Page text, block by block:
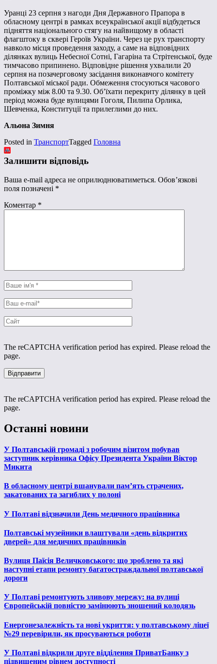
Уранці 23 серпня з нагоди Дня Державного Прапора в
обласному центрі в рамках всеукраїнської акції відбудеться
підняття національного стягу на найвищому в області
флагштоку в сквері Героїв України. Через це рух транспорту
навколо місця проведення заходу, а саме на відповідних
ділянках вулиць Небесної Сотні, Гагаріна та Стрітенської, буде
тимчасово припинено. Відповідне рішення ухвалили 20
серпня на позачерговому засідання виконавчого комітету
Полтавської міської ради. Обмеження стосуються часового
проміжку між 8.00 та 9.30. Об’їхати перекриту ділянку в цей
період можна буде вулицями Гоголя, Пилипа Орлика,
Шевченка, Конституції та прилеглими до них.
Альона Зимня
Posted in ТранспортTagged Головна
Залишити відповідь
Ваша e-mail адреса не оприлюднюватиметься. Обов’язкові
поля позначені *
Коментар *
The reCAPTCHA verification period has expired. Please reload the
page.
The reCAPTCHA verification period has expired. Please reload the
page.
Останні новини
У Полтавській громаді з робочим візитом побував
заступник керівника Офісу Президента України Віктор
Микита
В обласному центрі вшанували пам’ять страчених,
закатованих та загиблих у полоні
У Полтаві відзначили День медичного працівника
Полтавські музейники влаштували «день відкритих
дверей» для медичних працівників
Вулиця Паїсія Величковського: що зроблено та які
наступні етапи ремонту багатостраждальної полтавської
дороги
У Полтаві ремонтують зливову мережу: на вулиці
Європейській повністю замінюють зношений колодязь
Енергонезалежність та нові укриття: у полтавському ліцеї
№29 перевірили, як просуваються роботи
У Полтаві відкрили друге відділення ПриватБанку з
підвищеним рівнем доступності